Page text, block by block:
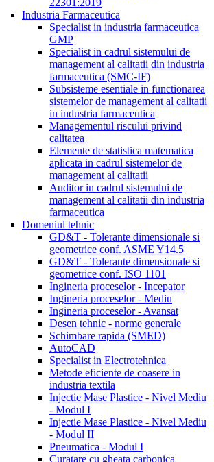
22301:2019
Industria Farmaceutica
Specialist in industria farmaceutica
GMP
Specialist in cadrul sistemului de
management al calitatii din industria
farmaceutica (SMC-IF)
Subsisteme esentiale in functionarea
sistemelor de management al calitatii
in industria farmaceutica
Managementul riscului privind
calitatea
Elemente de statistica matematica
aplicata in cadrul sistemelor de
management al calitatii
Auditor in cadrul sistemului de
management al calitatii din industria
farmaceutica
Domeniul tehnic
GD&T - Tolerante dimensionale si
geometrice conf. ASME Y14.5
GD&T - Tolerante dimensionale si
geometrice conf. ISO 1101
Ingineria proceselor - Incepator
Ingineria proceselor - Mediu
Ingineria proceselor - Avansat
Desen tehnic - norme generale
Schimbare rapida (SMED)
AutoCAD
Specialist in Electrotehnica
Metode eficiente de coasere in
industria textila
Injectie Mase Plastice - Nivel Mediu
- Modul I
Injectie Mase Plastice - Nivel Mediu
- Modul II
Pneumatica - Modul I
Curatare cu gheata carbonica